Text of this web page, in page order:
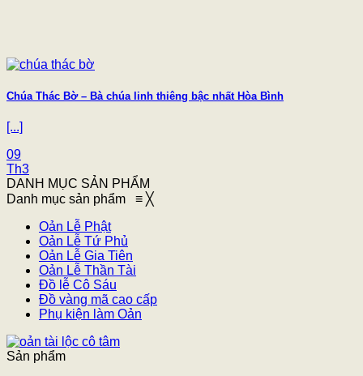
Chúa Thác Bờ – Bà chúa linh thiêng bậc nhất Hòa Bình
[...]
09
Th3
DANH MỤC SẢN PHẨM
Danh mục sản phẩm ≡ ╳
Oản Lễ Phật
Oản Lễ Tứ Phủ
Oản Lễ Gia Tiên
Oản Lễ Thần Tài
Đồ lễ Cô Sáu
Đồ vàng mã cao cấp
Phụ kiện làm Oản
Sản phẩm